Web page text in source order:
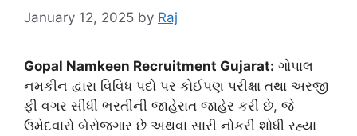
January 12, 2025 by Raj
Gopal Namkeen Recruitment Gujarat: ગોપાલ
નમકીન દ્વારા વિવિધ પદો પર કોઈપણ પરીક્ષા તથા અરજી
ફી વગર સીધી ભરતીની જાહેરાત જાહેર કરી છે, જે
ઉમેદવારો બેરોજગાર છે અથવા સારી નોકરી શોધી રહ્યા